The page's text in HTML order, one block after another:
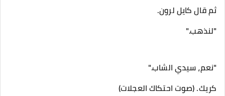
ثم قال كايل لرون.
"لنذهب."
"نعم، سيدي الشاب."
كريك. (صوت احتكاك العجلات)